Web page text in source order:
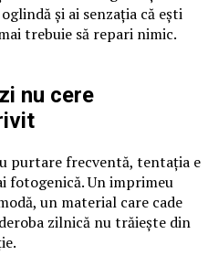
și ai senzația că ești
trebuie să repari nimic.
nu cere
purtare frecventă, tentația e
fotogenică. Un imprimeu
un material care cade
zilnică nu trăiește din